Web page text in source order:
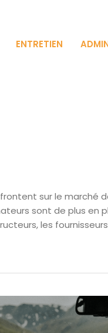
ENTRETIEN
sur le marché
sont de plus en
les